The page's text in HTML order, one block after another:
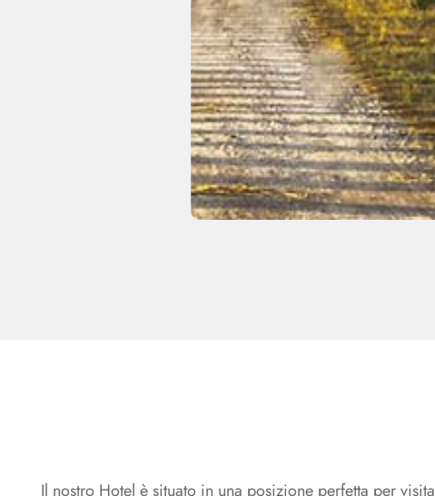
Il nostro Hotel è situato in una posizione perfetta per